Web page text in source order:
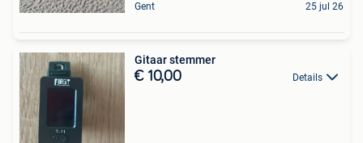
Gent 25 jul 26
Gitaar stemmer
€ 10,00 Details